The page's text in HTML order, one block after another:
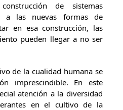
de sistemas
a las nuevas formas de
en esa construcción, las
pueden llegar a no ser
de la cualidad humana se
imprescindible. En este
atención a la diversidad
en el cultivo de la